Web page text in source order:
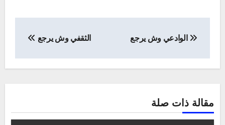
المقالات
الوادعي وش يرجع الثقفي وش يرجع
مقالة ذات صلة